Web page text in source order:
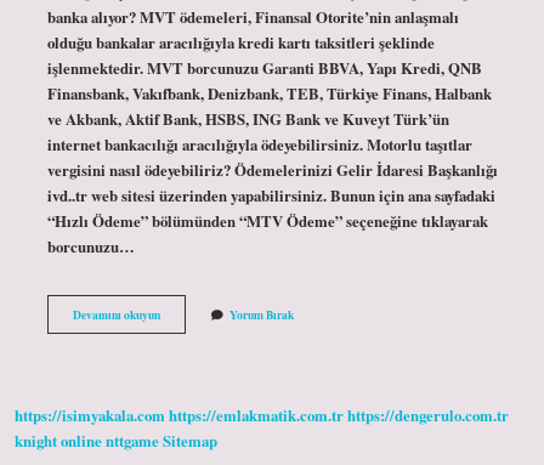
banka alıyor? MVT ödemeleri, Finansal Otorite’nin anlaşmalı
olduğu bankalar aracılığıyla kredi kartı taksitleri şeklinde
işlenmektedir. MVT borcunuzu Garanti BBVA, Yapı Kredi, QNB
Finansbank, Vakıfbank, Denizbank, TEB, Türkiye Finans, Halbank
ve Akbank, Aktif Bank, HSBS, ING Bank ve Kuveyt Türk’ün
internet bankacılığı aracılığıyla ödeyebilirsiniz. Motorlu taşıtlar
vergisini nasıl ödeyebiliriz? Ödemelerinizi Gelir İdaresi Başkanlığı
ivd..tr web sitesi üzerinden yapabilirsiniz. Bunun için ana sayfadaki
“Hızlı Ödeme” bölümünden “MTV Ödeme” seçeneğine tıklayarak
borcunuzu…
Devamını okuyunMotorlu
Taşıtlar
Yorum Bırak
https://isimyakala.comhttps://emlakmatik.com.trhttps://dengerulo.com.tr
knight onlinenttgameSitemap